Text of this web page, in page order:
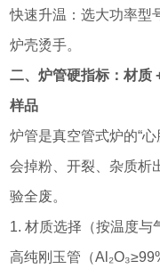
快速升温：选大功率型
炉壳烫手。
二、炉管硬指标：材质
样品
炉管是真空管式炉的“
会掉粉、开裂、杂质析
验全废。
1. 材质选择（按温度与
高纯刚玉管（